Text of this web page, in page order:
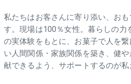
私たちはお客さんに寄り添い、お
す。現場は100％女性。暮らしの力
の実体験をもとに、お菓子で人を
い人間関係・家族関係を築き、健
献できるよう、サポートするのが私